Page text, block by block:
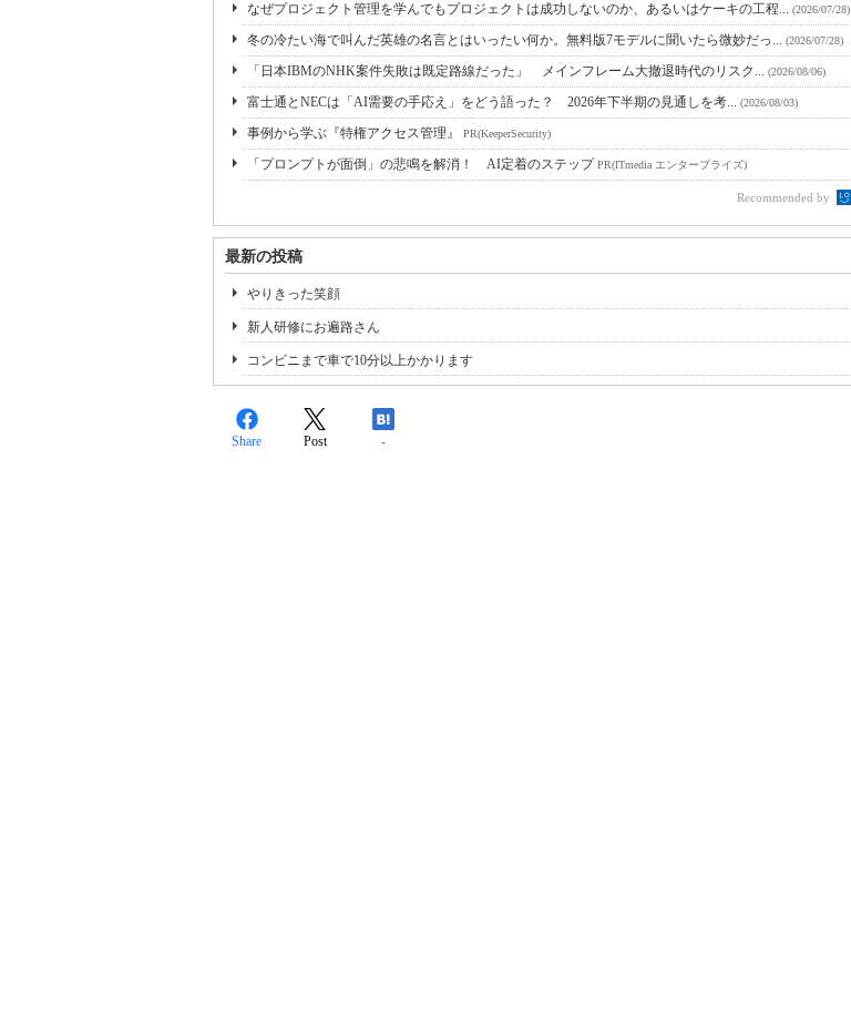
なぜプロジェクト管理を学んでもプロジェクトは成功しないのか、あるいはケーキの工程... (2026/07/28)
冬の冷たい海で叫んだ英雄の名言とはいったい何か。無料版7モデルに聞いたら微妙だっ... (2026/07/28)
「日本IBMのNHK案件失敗は既定路線だった」 メインフレーム大撤退時代のリスク... (2026/08/06)
富士通とNECは「AI需要の手応え」をどう語った？ 2026年下半期の見通しを考... (2026/08/03)
事例から学ぶ『特権アクセス管理』 PR(KeeperSecurity)
「プロンプトが面倒」の悲鳴を解消！ AI定着のステップPR(ITmedia エンタープライズ)
Recommended by
最新の投稿
やりきった笑顔
新人研修にお遍路さん
コンビニまで車で10分以上かかります
Share Post -